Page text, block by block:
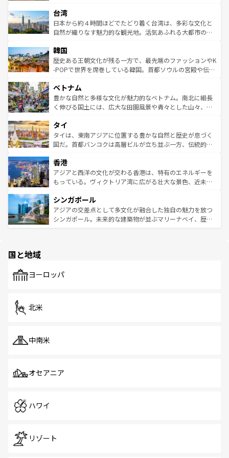
ならではの贅沢な旅のスタイルだ。 なお、新着のアメリカ
情報はコンテンツ一覧を参照してほしい。
れるおもてなしの心で訪れる人々を迎えてくれるハワイの
人々、おいしいローカルフードやハワイアンミュージッ
ク、伝統的なフラダンスなど、すべてがハワイの魅力を彩
ワイを、存分に味わってほしい。 なお、新着のハワイ情報
はコンテンツ一覧を参照してほしい。
リアリーフや大陸中央部にそびえるウルル（エアーズロッ
ク）、タスマニアの美しい原生林やケアンズの熱帯雨林な
ど、見どころがたくさん。また、カフェやワイン、オージ
いる。アクティビティも充実しており、サーフィンやダイ
ビング、ハイキングなど、アウトドア好きにはたまらな
い。オーストラリアの多彩な魅力を存分に味わいつくそ
参照してほしい。
台湾
日本から約４時間ほどでたどり着く台湾は、多彩な文化と
自然が織りなす魅力的な観光地。活気あふれる大都市の台
ン）、静ひつな山岳地帯である台湾東部など、都市の喧騒
と山間の静けさが共存しており、訪れる人に新しい発見と
驚きをもたらしてくれる。また、奥深い台湾の食文化も魅
容にもいいと評判のスイーツなど、バラエティ豊かな料理
が味わえる。 なお、新着の台湾情報は コンテンツ一覧を参
照してほしい。
韓国
歴史ある王朝文化が残る一方で、最先端のファッションやK
-POPで世界を席巻している韓国。首都ソウルの宮殿や伝統
き、地方に足を延ばせば四季折々の自然美を楽しむことが
できる。そして、キムチや焼肉、絶品のストリートフード
まで、さまざまな韓国料理が待っている。夜には、韓国な
リティに包まれながら、韓国の多彩な魅力を心ゆくまで味
わってみてほしい。 なお、新着の韓国情報はコンテンツ一
覧を参照してほしい。
ベトナム
豊かな自然と多様な文化が魅力的なベトナム。南北に細長
く伸びる国土には、広大な田園風景や青々とした山々、世
急速な発展と共に伝統が息づく。ハノイの古い町並みやホ
ーチミン市のフランス統治時代の建物も、独特の雰囲気を
醸し出している。また、バラエティの豊かさとおいしさで
とつ。フォーやバインミー、ベトナムコーヒーなどは、ぜ
ひ現地で味わいたい。どの地域を訪れてもあたたかい人々
が旅行者を迎えてくれるので、きっと忘れられない旅にな
参照してほしい。
タイ
タイは、東南アジアに位置する豊かな自然と歴史が息づく
国だ。首都バンコクは高層ビルが立ち並ぶ一方、伝統的な
の活気が交差している。北部ではチェンマイなどの山岳地
帯で自然と触れ合い、南部ではプーケットやクラビの美し
いビーチでリゾート気分を楽しむことができる。タイ料理
激する。気候は一年中温暖で、どの季節にも異なる楽しみ
が待っている。親しみやすいタイの人々、仏教を中心とし
た文化、そして多様な観光資源が、訪れる旅人を魅了し続
香港
アジアと西洋の文化が交わる香港は、特有のエネルギーを
もっている。ヴィクトリア湾に広がる壮大な景色、近未来
み、どこを訪れても感動するはず。観光スポットが密集し
ており、効率よく見どころを回れるのも魅力。息をのむよ
うな絶景から文化的な体験まで、香港を存分に楽しみ尽く
シンガポール
アジアの交差点として多文化が融合した独自の魅力を放つ
シンガポール。未来的な建築物が並ぶマリーナベイ、歴史
で、ホーカーズは地元の風情を楽しめる外せないスポット
国と地域
ヨーロッパ
北米
中南米
オセアニア
ハワイ
リゾート